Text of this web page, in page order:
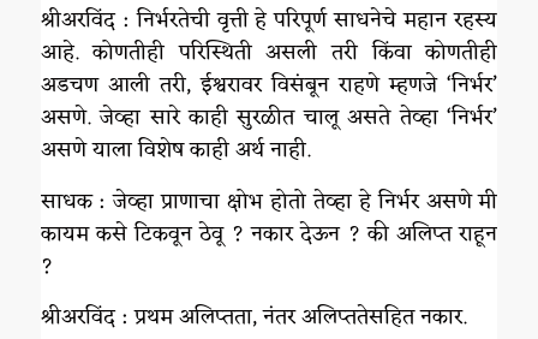
श्रीअरविंद : निर्भरतेची वृत्ती हे परिपूर्ण साधनेचे महान रहस्य
आहे. कोणतीही परिस्थिती असली तरी किंवा कोणतीही
अडचण आली तरी, ईश्वरावर विसंबून राहणे म्हणजे ‘निर्भर’
असणे. जेव्हा सारे काही सुरळीत चालू असते तेव्हा ‘निर्भर’
असणे याला विशेष काही अर्थ नाही.
साधक : जेव्हा प्राणाचा क्षोभ होतो तेव्हा हे निर्भर असणे मी
कायम कसे टिकवून ठेवू ? नकार देऊन ? की अलिप्त राहून
?
श्रीअरविंद : प्रथम अलिप्तता, नंतर अलिप्ततेसहित नकार.